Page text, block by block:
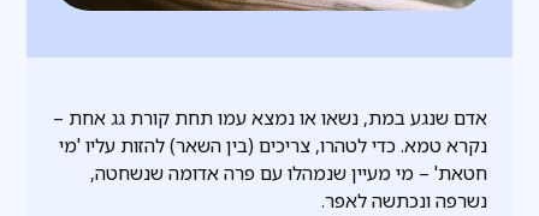
אדם שנגע במת, נשאו או נמצא עמו תחת קורת גג אחת –
נקרא טמא. כדי לטהרו, צריכים (בין השאר) להזות עליו 'מי
חטאת' – מי מעיין שנמהלו עם פרה אדומה שנשחטה,
נשרפה ונכתשה לאפר.